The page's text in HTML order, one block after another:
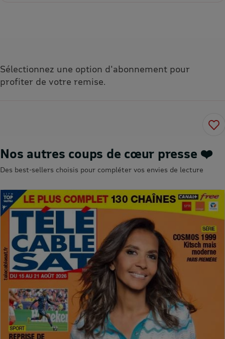
Sélectionnez une option d'abonnement pour
profiter de votre remise.
Nos autres coups de cœur presse ❤️
Des best-sellers choisis pour compléter vos envies de lecture